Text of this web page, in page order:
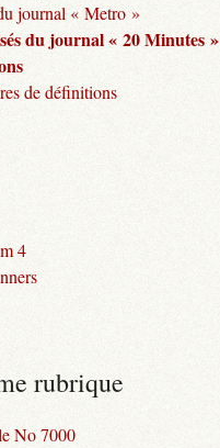
journal « Metro »
du journal « 20 Minutes »
de définitions
4
rubrique
No 7000